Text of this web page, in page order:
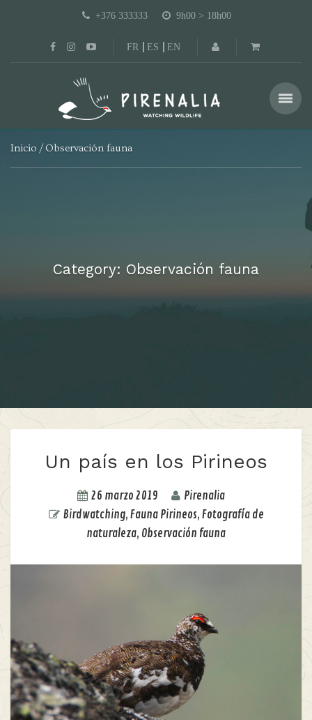
+376 333333 9h00 > 18h00
FR ES EN
Inicio Observación fauna
Category: Observación fauna
Un país en los Pirineos
26 marzo 2019
Pirenalia
Birdwatching, Fauna Pirineos, Fotografía de
naturaleza, Observación fauna